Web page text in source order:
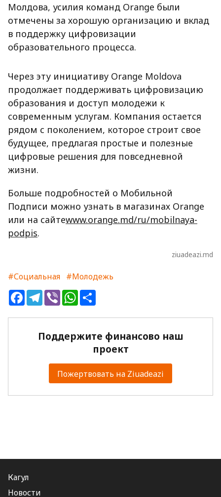
Молдова, усилия команд Orange были
отмечены за хорошую организацию и вклад
в поддержку цифровизации
образовательного процесса.
Через эту инициативу Orange Moldova
продолжает поддерживать цифровизацию
образования и доступ молодежи к
современным услугам. Компания остается
рядом с поколением, которое строит свое
будущее, предлагая простые и полезные
цифровые решения для повседневной
жизни.
Больше подробностей о Мобильной
Подписи можно узнать в магазинах Orange
или на сайтеwww.orange.md/ru/mobilnaya-
podpis.
ziuadeazi.md
#Социальная #Молодежь
FacebookTelegram
ViberWhatsApp
Поддержите финансово наш
проект
Пожертвовать на Ziuadeazi
Кагул
Новости